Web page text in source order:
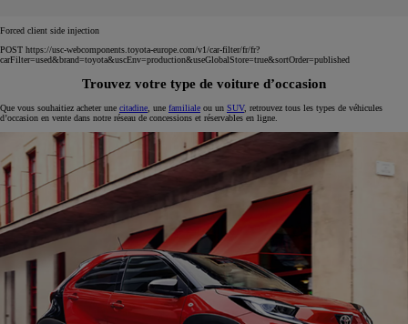
Forced client side injection
POST https://usc-webcomponents.toyota-europe.com/v1/car-filter/fr/fr?
carFilter=used&brand=toyota&uscEnv=production&useGlobalStore=true&sortOrder=published
Trouvez votre type de voiture d’occasion
Que vous souhaitiez acheter une citadine , une familiale ou un SUV, retrouvez tous les types de véhicules
d’occasion en vente dans notre réseau de concessions et réservables en ligne.